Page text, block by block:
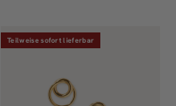
Teilweise sofort lieferbar